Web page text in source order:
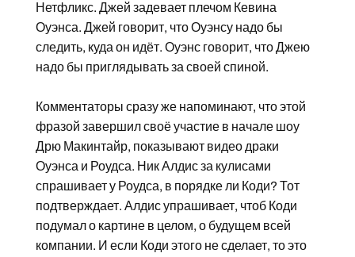
Нетфликс. Джей задевает плечом Кевина
Оуэнса. Джей говорит, что Оуэнсу надо бы
следить, куда он идёт. Оуэнс говорит, что Джею
надо бы приглядывать за своей спиной.
Комментаторы сразу же напоминают, что этой
фразой завершил своё участие в начале шоу
Дрю Макинтайр, показывают видео драки
Оуэнса и Роудса. Ник Алдис за кулисами
спрашивает у Роудса, в порядке ли Коди? Тот
подтверждает. Алдис упрашивает, чтоб Коди
подумал о картине в целом, о будущем всей
компании. И если Коди этого не сделает, то это